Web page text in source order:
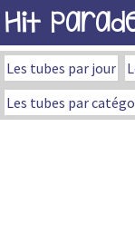
Hit
Les tubes par jour
Les tubes par